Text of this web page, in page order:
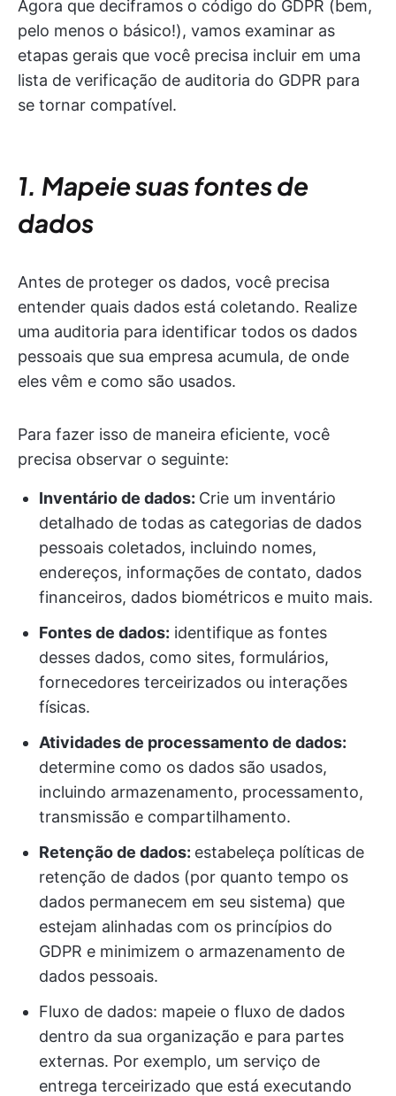
Agora que deciframos o código do GDPR (bem,
pelo menos o básico!), vamos examinar as
etapas gerais que você precisa incluir em uma
lista de verificação de auditoria do GDPR para
se tornar compatível.
1. Mapeie suas fontes de
dados
Antes de proteger os dados, você precisa
entender quais dados está coletando. Realize
uma auditoria para identificar todos os dados
pessoais que sua empresa acumula, de onde
eles vêm e como são usados.
Para fazer isso de maneira eficiente, você
precisa observar o seguinte:
Inventário de dados: Crie um inventário
detalhado de todas as categorias de dados
pessoais coletados, incluindo nomes,
endereços, informações de contato, dados
financeiros, dados biométricos e muito mais.
Fontes de dados: identifique as fontes
desses dados, como sites, formulários,
fornecedores terceirizados ou interações
físicas.
Atividades de processamento de dados:
determine como os dados são usados,
incluindo armazenamento, processamento,
transmissão e compartilhamento.
Retenção de dados: estabeleça políticas de
retenção de dados (por quanto tempo os
dados permanecem em seu sistema) que
estejam alinhadas com os princípios do
GDPR e minimizem o armazenamento de
dados pessoais.
Fluxo de dados: mapeie o fluxo de dados
dentro da sua organização e para partes
externas. Por exemplo, um serviço de
entrega terceirizado que está executando